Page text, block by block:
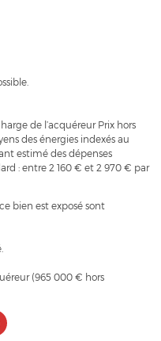
de l’acquéreur Prix hors
des énergies indexés au
estimé des dépenses
: entre 2 160 € et 2 970 € par
bien est exposé sont
(965 000 € hors